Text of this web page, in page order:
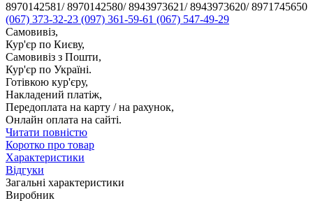
8970142581/ 8970142580/ 8943973621/ 8943973620/ 8971745650
(067) 373-32-23 (097) 361-59-61 (067) 547-49-29
Самовивіз,
Кур'єр по Києву,
Самовивіз з Пошти,
Кур'єр по Україні.
Готівкою кур'єру,
Накладений платіж,
Передоплата на карту / на рахунок,
Онлайн оплата на сайті.
Читати повністю
Коротко про товар
Характеристики
Відгуки
Загальні характеристики
Виробник